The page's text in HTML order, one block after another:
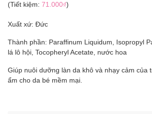
(Tiết kiệm: 71.000₫)
Xuất xứ: Đức
Thành phần: Paraffinum Liquidum, Isopropyl
lá lô hội, Tocopheryl Acetate, nước hoa
Giúp nuôi dưỡng làn da khô và nhạy cảm của
ẩm cho da bé mềm mại.